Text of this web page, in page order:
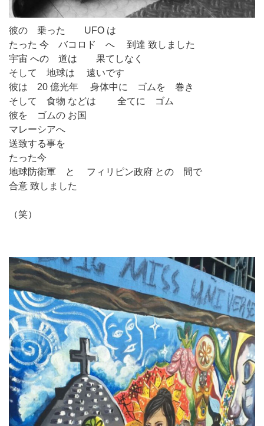
彼の 乗った UFO は
たった 今 バコロド へ 到達 致しました
宇宙 への 道は 果てしなく
そして 地球は 遠いです
彼は 20 億光年 身体中に ゴムを 巻き
そして 食物 などは 全てに ゴム
彼を ゴムの お国
マレーシアへ
送致する事を
たった今
地球防衛軍 と フィリピン政府 との 間で
合意 致しました
（笑）